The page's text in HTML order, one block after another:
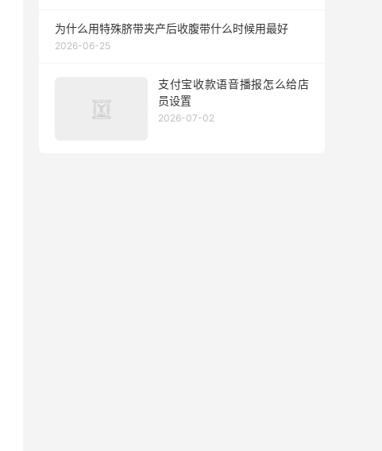
为什么用特殊脐带夹产后收腹带什么时候用最好
2026-06-25
支付宝收款语音播报怎么给店
员设置
2026-07-02